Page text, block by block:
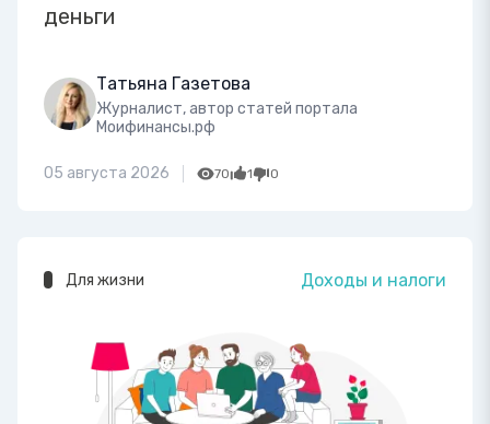
деньги
Татьяна Газетова
Журналист, автор статей портала
Моифинансы.рф
05 августа 2026 70 1 0
Для жизни Доходы и налоги